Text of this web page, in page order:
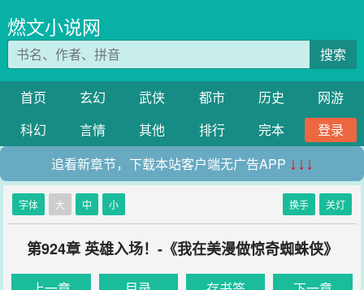
燃文小说网
搜索
首页 玄幻 武侠 都市 历史
网游
科幻
言情 其他 排行 完本
登录
追看新章节，下载本站客户端无广告APP ↓↓↓
字体 大 中 小 换手 关灯
第924章 英雄入场！-《我在美漫做惊奇蜘蛛侠》